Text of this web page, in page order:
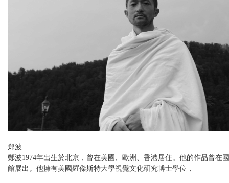
郑波
鄭波1974年出生於北京，曾在美國、歐洲、香港居住。他的作品曾在
館展出。他擁有美國羅傑斯特大學視覺文化研究博士學位，